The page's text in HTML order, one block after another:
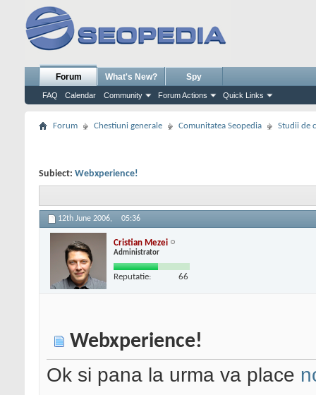
Forum
FAQ Calendar Community Forum Actions Quick Links
What's New? Spy
Forum Chestiuni generale Comunitatea Seopedia Studii de
Subiect: Webxperience!
12th June 2006, 05:36
Cristian Mezei
Administrator
Reputatie: 66
Webxperience!
Ok si pana la urma va place